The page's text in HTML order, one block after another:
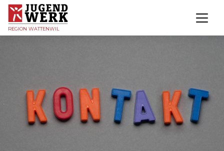
REGION WATTENWIL